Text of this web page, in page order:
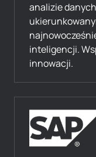
analizie
inteligencji.
innowacji.